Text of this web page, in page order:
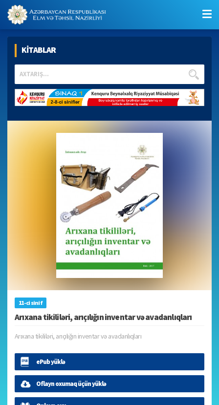
KİTABLAR
11-ci sinif
Arıxana tikililəri, arıçılığın inventar və avadanlıqları
Arıxana tikililəri, arıçılığın inventar və avadanlıqları
ePub yüklə
Oflayn oxumaq üçün yüklə